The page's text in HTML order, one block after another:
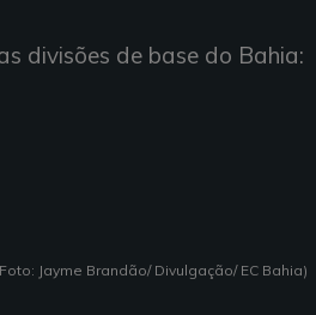
divisões de base do Bahia:
Jayme Brandão/ Divulgação/ EC Bahia)